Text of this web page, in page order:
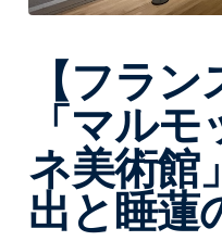
【フラ
「マル
ネ美術館
出と睡蓮